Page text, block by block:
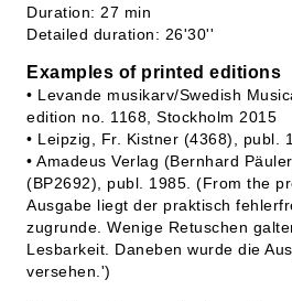
Duration: 27 min
Detailed duration: 26'30''
Examples of printed editions
• Levande musikarv/Swedish
edition no. 1168, Stockholm 2015
• Leipzig, Fr. Kistner (4368), publ.
• Amadeus Verlag (Bernhard
(BP2692), publ. 1985. (From the
Ausgabe liegt der praktisch
zugrunde. Wenige Retuschen
Lesbarkeit. Daneben wurde die
versehen.')